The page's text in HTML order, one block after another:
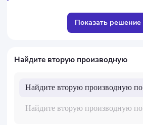
Показать решение
Найдите вторую производную
Найдите вторую производную по
Найдите вторую производную по